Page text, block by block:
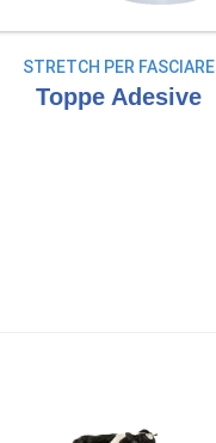
STRETCH PER FASCIARE
Toppe Adesive